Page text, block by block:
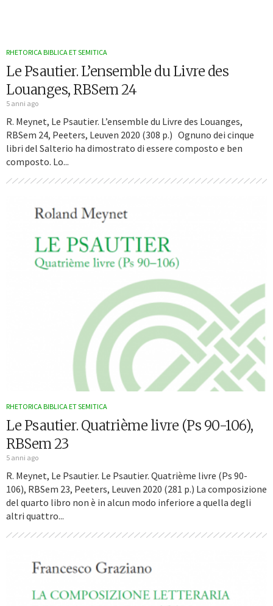
RHETORICA BIBLICA ET SEMITICA
Le Psautier. L’ensemble du Livre des
Louanges, RBSem 24
5 anni ago
R. Meynet, Le Psautier. L’ensemble du Livre des Louanges,
RBSem 24, Peeters, Leuven 2020 (308 p.) Ognuno dei cinque
libri del Salterio ha dimostrato di essere composto e ben
composto. Lo...
RHETORICA BIBLICA ET SEMITICA
Le Psautier. Quatrième livre (Ps 90-106),
RBSem 23
5 anni ago
R. Meynet, Le Psautier. Le Psautier. Quatrième livre (Ps 90-
106), RBSem 23, Peeters, Leuven 2020 (281 p.) La composizione
del quarto libro non è in alcun modo inferiore a quella degli
altri quattro...